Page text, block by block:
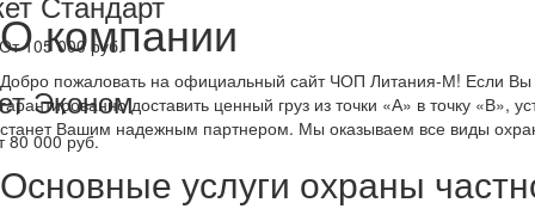
Эконом
80 000 руб.
105 000 руб.
О компании
Добро пожаловать на официальный сайт ЧОП Литания-М! Если Вы
гарантированно доставить ценный груз из точки «А» в точку
станет Вашим надежным партнером. Мы оказываем все виды
Основные услуги охраны